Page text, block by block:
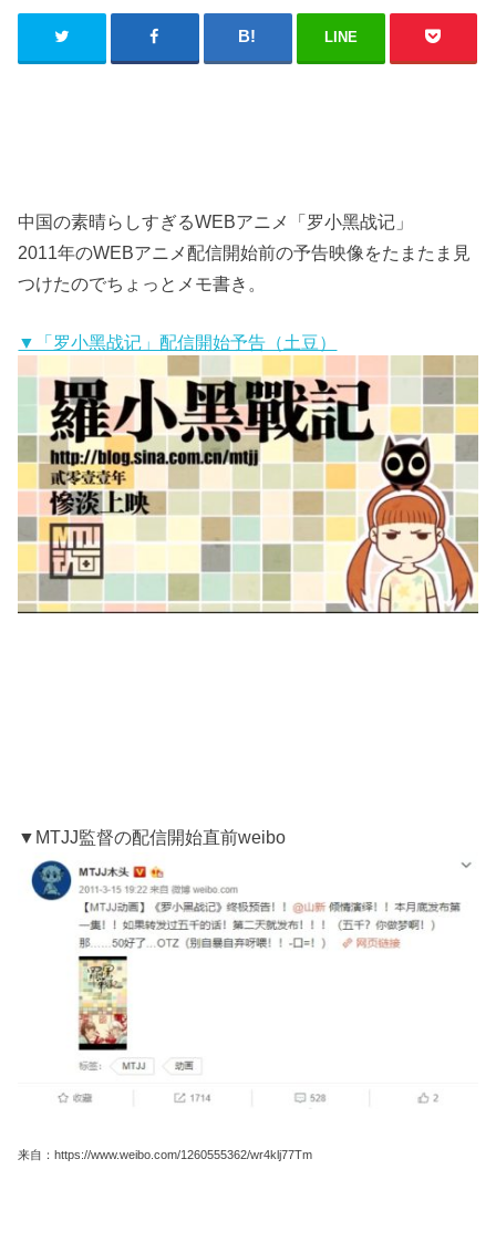
LINE
中国の素晴らしすぎるWEBアニメ「罗小黑战记」
2011年のWEBアニメ配信開始前の予告映像をたまたま見
つけたのでちょっとメモ書き。
▼「罗小黑战记」配信開始予告（土豆）
▼MTJJ監督の配信開始直前weibo
来自：https://www.weibo.com/1260555362/wr4klj77Tm